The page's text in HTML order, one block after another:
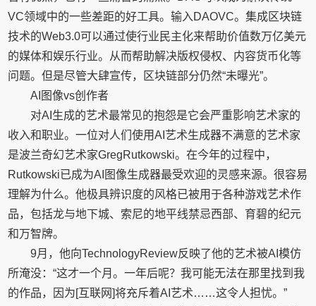
VC领域中的一些差距的好工具。输入DAOVC。集成区块链
技术的Web3.0可以通过使行业民主化来帮助价值数万亿美元
的媒体和娱乐行业。从而帮助解决版权侵权、内容货币化等
问题。但是尽管大肆宣传，区块链部分仍然“未曝光”。
AI图像vs创作者
对AI生成的艺术最常见的抱怨是它会严重影响艺术家的
收入和职业。一位对人们使用AI艺术生成器不满意的艺术家
是波兰奇幻艺术家GregRutkowski。在今年的过程中，
Rutkowski已成为AI图像生成器最受欢迎的灵感来源。很容易
理解为什么。他极具辨识度的风格已被用于各种游戏艺术作
品，包括龙与地下城、索尼的地平线禁忌西部、育碧的纪元
和万智牌。
9月，他向TechnologyReview反映了他的艺术被AI模仿
所淹没：“这才一个月。一年后呢？我可能无法在那里找到我
的作品，因为[互联网]将充斥着AI艺术……这令人担忧。”